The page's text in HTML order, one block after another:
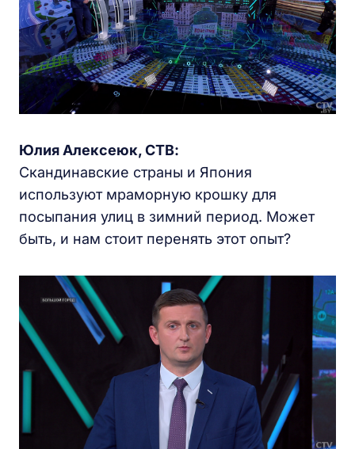
Юлия Алексеюк, СТВ:
Скандинавские страны и Япония
используют мраморную крошку для
посыпания улиц в зимний период. Может
быть, и нам стоит перенять этот опыт?